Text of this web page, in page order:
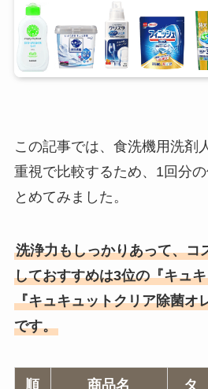
この記事では、食洗機用洗剤
重視で比較するため、1回分
とめてみました。
洗浄力もしっかりあって、コ
しておすすめは3位の『キュ
『キュキュットクリア除菌オ
です。
順
商品名
タ